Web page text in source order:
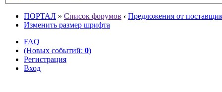
ПОРТАЛ » Список форумов ‹ Предложения от
Изменить размер шрифта
FAQ
(Новых событий: 0)
Регистрация
Вход